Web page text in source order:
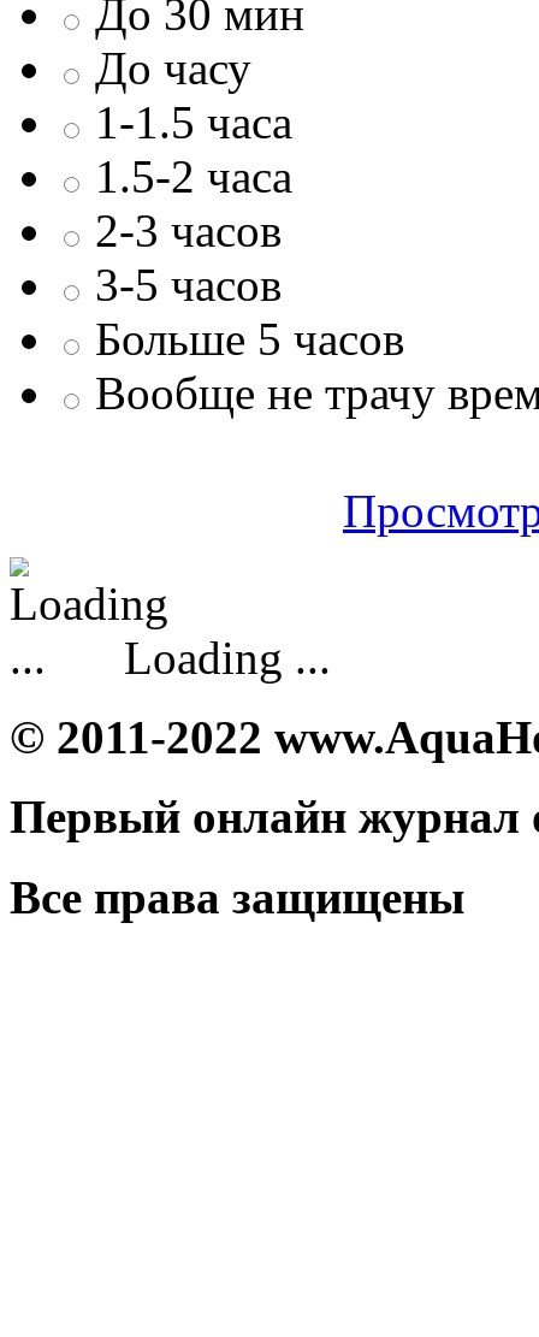
До 30 мин
До часу
1-1.5 часа
1.5-2 часа
2-3 часов
3-5 часов
Больше 5 часов
Вообще не трачу
Loading ...
© 2011-2022
Первый онлайн журнал
Все права защищены